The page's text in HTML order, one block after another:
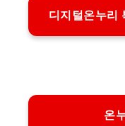
디지털온누리
온